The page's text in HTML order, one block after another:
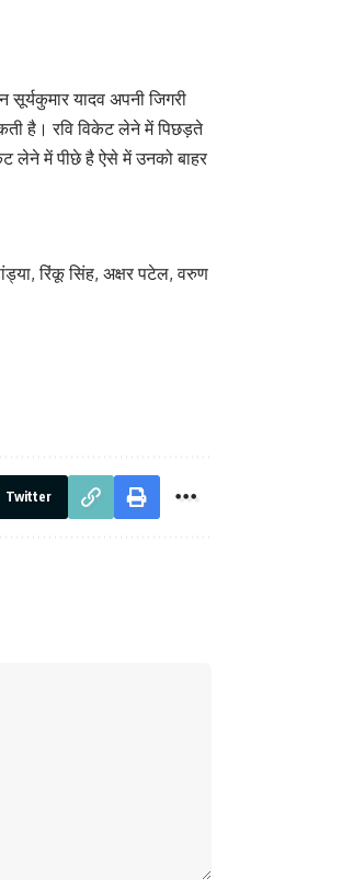
यादव अपनी जिगरी
है। रवि विकेट लेने में पिछड़ते
लेने में पीछे है ऐसे में उनको बाहर
रिंकू सिंह, अक्षर पटेल, वरुण
Twitter